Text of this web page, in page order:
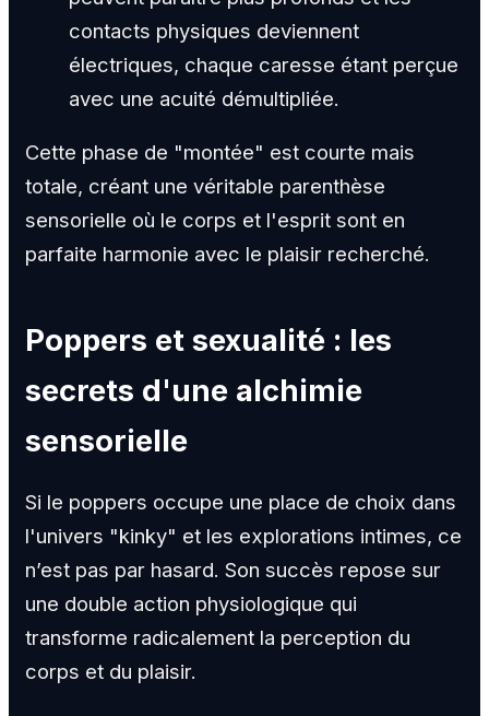
contacts physiques deviennent
électriques, chaque caresse étant perçue
avec une acuité démultipliée.
Cette phase de "montée" est courte mais
totale, créant une véritable parenthèse
sensorielle où le corps et l'esprit sont en
parfaite harmonie avec le plaisir recherché.
Poppers et sexualité : les
secrets d'une alchimie
sensorielle
Si le poppers occupe une place de choix dans
l'univers "kinky" et les explorations intimes, ce
n’est pas par hasard. Son succès repose sur
une double action physiologique qui
transforme radicalement la perception du
corps et du plaisir.